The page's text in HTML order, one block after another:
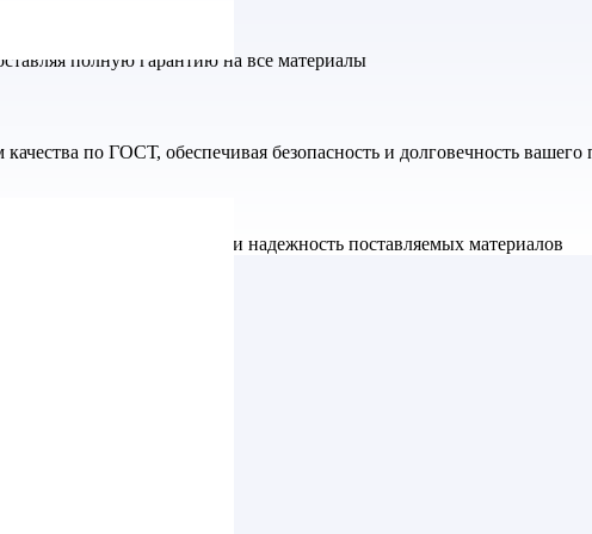
полную гарантию на все материалы
по ГОСТ, обеспечивая безопасность и долговечность вашего
высокое качество и надежность поставляемых материалов